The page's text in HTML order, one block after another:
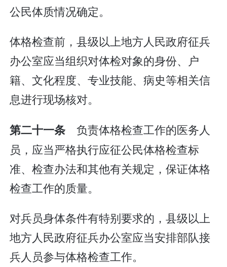
公民体质情况确定。
体格检查前，县级以上地方人民政府征兵
办公室应当组织对体检对象的身份、户
籍、文化程度、专业技能、病史等相关信
息进行现场核对。
第二十一条 负责体格检查工作的医务人
员，应当严格执行应征公民体格检查标
准、检查办法和其他有关规定，保证体格
检查工作的质量。
对兵员身体条件有特别要求的，县级以上
地方人民政府征兵办公室应当安排部队接
兵人员参与体格检查工作。